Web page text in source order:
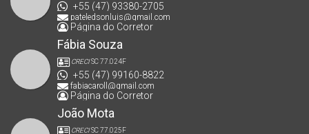
+55 (47) 93380-2705
pateledsonluis@gmail.com
Página do Corretor
Fábia Souza
CRECISC 77.024F
+55 (47) 99160-8822
fabiacaroll@gmail.com
Página do Corretor
João Mota
CRECISC 77.025F